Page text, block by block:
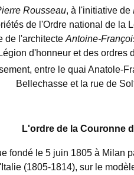
Rousseau, à l'initiative de
de l'Ordre national de la
de l'architecte Antoine-
d'honneur et des ordres
entre le quai Anatole-
Bellechasse et la rue de
L'ordre de la Couronne
fondé le 5 juin 1805 à Milan
(1805-1814), sur le